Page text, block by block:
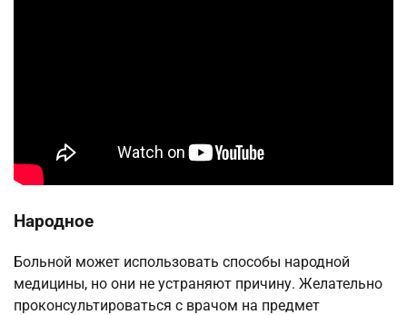
Народное
Больной может использовать способы народной
медицины, но они не устраняют причину. Желательно
проконсультироваться с врачом на предмет